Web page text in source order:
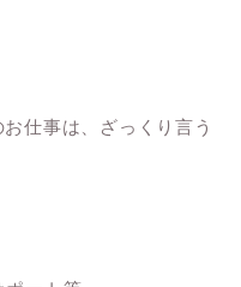
仕事は、ざっくり言う